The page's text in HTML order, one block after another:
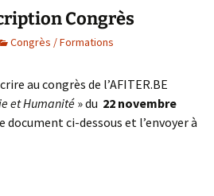
Congrès
Congrès / Formations
au congrès de l’AFITER.BE
et Humanité » du 22 novembre
ci-dessous et l’envoyer à